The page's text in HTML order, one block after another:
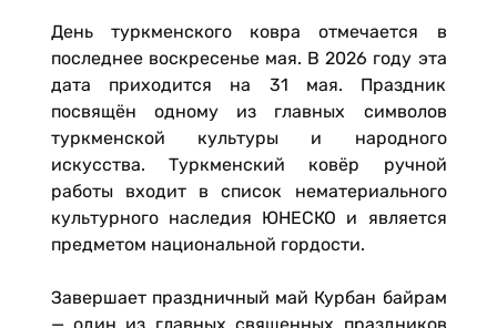
День туркменского ковра отмечается в
последнее воскресенье мая. В 2026 году эта
дата приходится на 31 мая. Праздник
посвящён одному из главных символов
туркменской культуры и народного
искусства. Туркменский ковёр ручной
работы входит в список нематериального
культурного наследия ЮНЕСКО и является
предметом национальной гордости.
Завершает праздничный май Курбан байрам